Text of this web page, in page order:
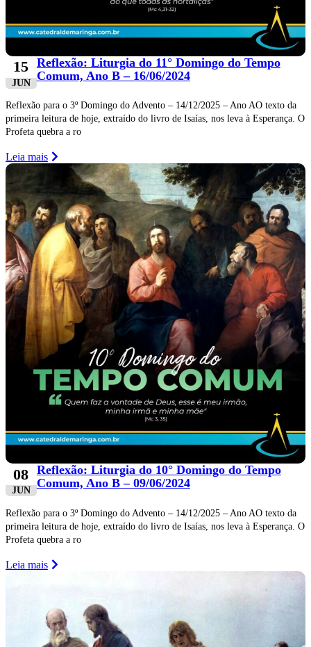
15
JUN
Reflexão: Liturgia do 11° Domingo do Tempo
Comum, Ano B – 16/06/2024
Reflexão para o 3º Domingo do Advento – 14/12/2025 – Ano AO texto da
primeira leitura de hoje, extraído do livro de Isaías, nos leva à Esperança. O
Profeta quebra a ro
Leia mais
08
JUN
Reflexão: Liturgia do 10° Domingo do Tempo
Comum, Ano B – 09/06/2024
Reflexão para o 3º Domingo do Advento – 14/12/2025 – Ano AO texto da
primeira leitura de hoje, extraído do livro de Isaías, nos leva à Esperança. O
Profeta quebra a ro
Leia mais